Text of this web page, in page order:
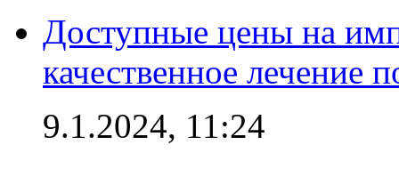
Доступные цены на
качественное лечение
9.1.2024, 11:24